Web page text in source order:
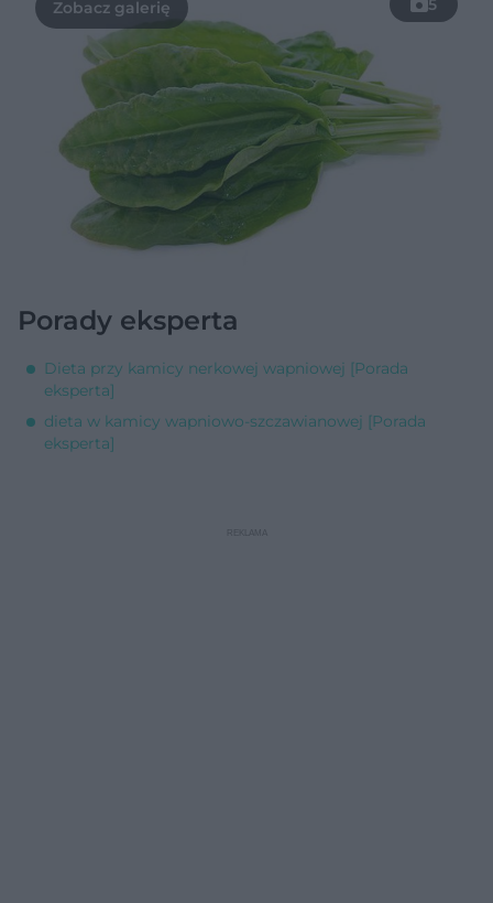
Porady eksperta
Dieta przy kamicy nerkowej wapniowej [Porada
eksperta]
dieta w kamicy wapniowo-szczawianowej [Porada
eksperta]